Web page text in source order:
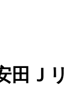
田Ｊリ